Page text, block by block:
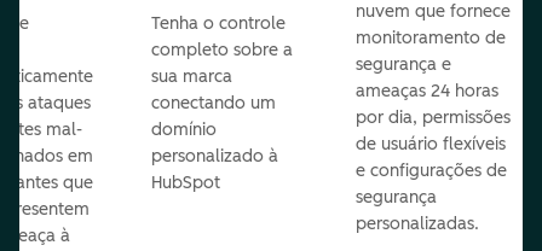
e
ataques
mal-
em
antes que
à
Tenha o controle
completo sobre a
sua marca
conectando um
domínio
personalizado à
HubSpot
nuvem que fornece
monitoramento de
segurança e
ameaças 24 horas
por dia, permissões
de usuário flexíveis
e configurações de
segurança
personalizadas.